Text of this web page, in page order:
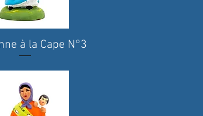
Quick View
à la Cape N°3